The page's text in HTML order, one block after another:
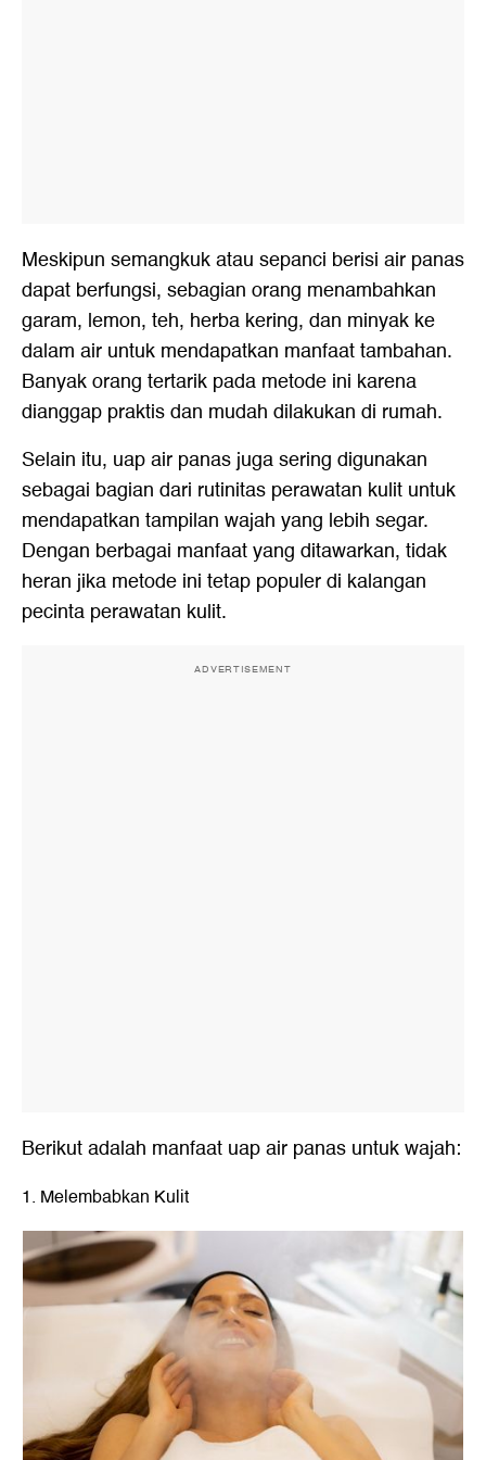
Meskipun semangkuk atau sepanci berisi air panas
dapat berfungsi, sebagian orang menambahkan
garam, lemon, teh, herba kering, dan minyak ke
dalam air untuk mendapatkan manfaat tambahan.
Banyak orang tertarik pada metode ini karena
dianggap praktis dan mudah dilakukan di rumah.
Selain itu, uap air panas juga sering digunakan
sebagai bagian dari rutinitas perawatan kulit untuk
mendapatkan tampilan wajah yang lebih segar.
Dengan berbagai manfaat yang ditawarkan, tidak
heran jika metode ini tetap populer di kalangan
pecinta perawatan kulit.
ADVERTISEMENT
Berikut adalah manfaat uap air panas untuk wajah:
1. Melembabkan Kulit